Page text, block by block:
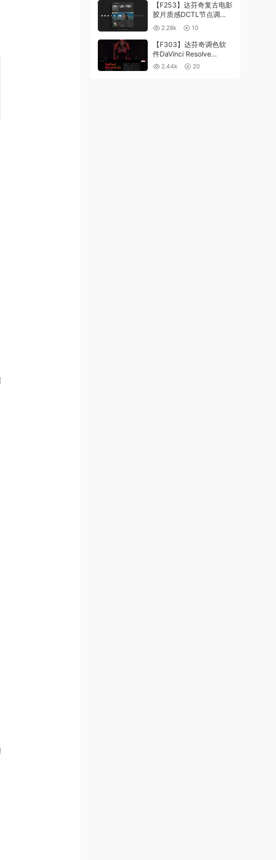
【F253】达芬奇复古电影
胶片质感DCTL节点调色
预设 MonoNodes LOOK
LAB PRINT V4.0
2.28k 10
【F303】达芬奇调色软
件DaVinci Resolve
Studio21.0.3 中文版
2.44k 20